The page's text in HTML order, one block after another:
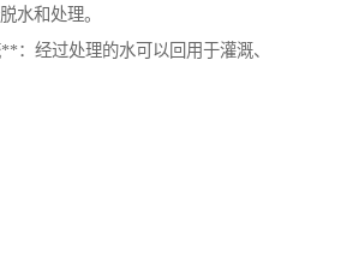
水和处理。
：经过处理的水可以回用于灌溉、